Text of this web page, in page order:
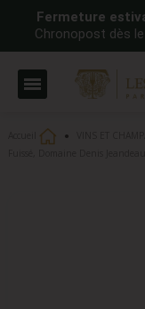
Fermeture
Chronopost dès